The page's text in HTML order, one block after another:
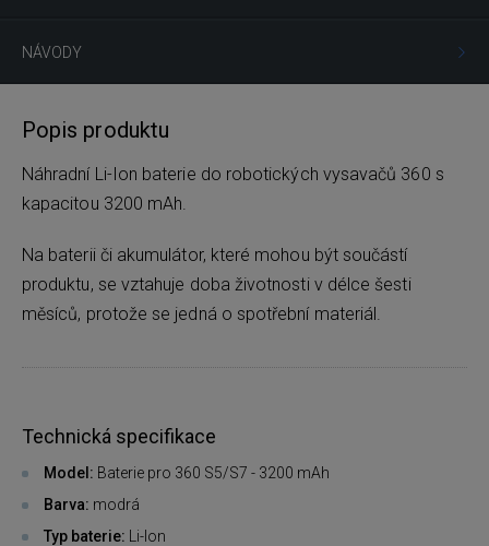
NÁVODY
Popis produktu
Náhradní Li-Ion baterie do robotických vysavačů 360 s
kapacitou 3200 mAh.
Na baterii či akumulátor, které mohou být součástí
produktu, se vztahuje doba životnosti v délce šesti
měsíců, protože se jedná o spotřební materiál.
Technická specifikace
Model: Baterie pro 360 S5/S7 - 3200 mAh
Barva: modrá
Typ baterie: Li-Ion